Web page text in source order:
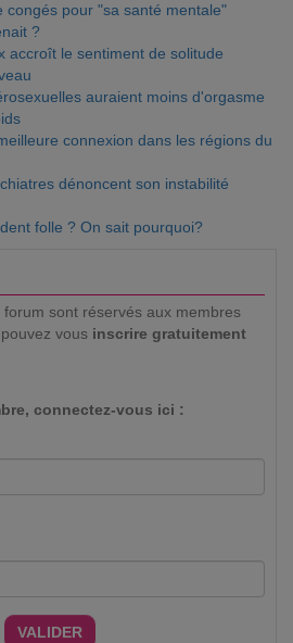
congés pour "sa santé mentale"
?
accroît le sentiment de solitude
auraient moins d'orgasme
connexion dans les régions du
dénoncent son instabilité
folle ? On sait pourquoi?
forum sont réservés aux membres
vous inscrire gratuitement
connectez-vous ici :
VALIDER